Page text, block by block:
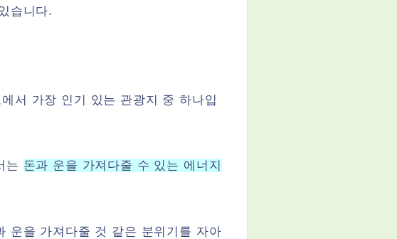
습니다.
서 가장 인기 있는 관광지 중 하나입
는 돈과 운을 가져다줄 수 있는 에너지
운을 가져다줄 것 같은 분위기를 자아